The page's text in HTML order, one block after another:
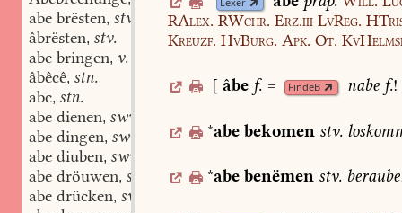
abe brësten, stv.
âbrësten, stv.
abe bringen, v.
âbêcê, stn.
abc, stn.
abe dienen, swv.
abe dingen, swv.
abe diuben, swv.
abe dröuwen, swv.
abe drücken, swv.
RAlex. RWchr. Erz.iii LvReg.
Kreuzf. HvBurg. Apk. Ot.
[ âbe f. = FindeB nabe f.!
*abebekomen stv.
*abebenëmen stv.